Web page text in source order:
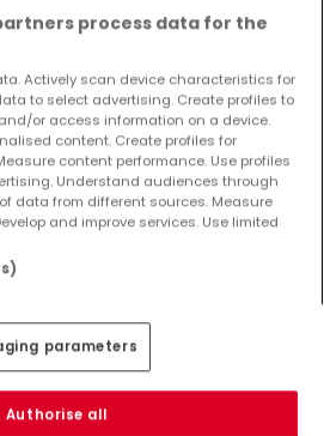
process data for the
Actively scan device characteristics for
to select advertising. Create profiles to
or access information on a device.
content. Create profiles for
content performance. Use profiles
Understand audiences through
data from different sources. Measure
and improve services. Use limited
parameters
Authorise all